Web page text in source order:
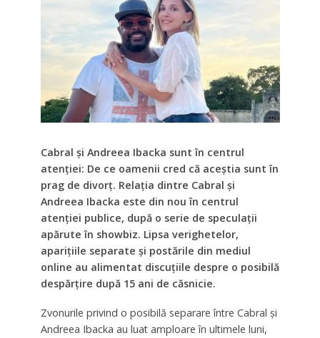
Cabral și Andreea Ibacka sunt în centrul
atenției: De ce oamenii cred că aceștia sunt în
prag de divorț. Relația dintre Cabral și
Andreea Ibacka este din nou în centrul
atenției publice, după o serie de speculații
apărute în showbiz. Lipsa verighetelor,
aparițiile separate și postările din mediul
online au alimentat discuțiile despre o posibilă
despărțire după 15 ani de căsnicie.
Zvonurile privind o posibilă separare între Cabral și
Andreea Ibacka au luat amploare în ultimele luni,